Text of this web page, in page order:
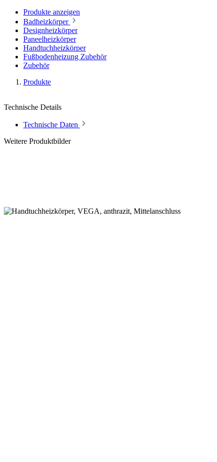
Produkte anzeigen
Badheizkörper
Designheizkörper
Paneelheizkörper
Handtuchheizkörper
Fußbodenheizung Zubehör
Zubehör
Produkte
Technische Details
Technische Daten
Weitere Produktbilder